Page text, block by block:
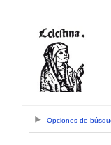
Opciones de